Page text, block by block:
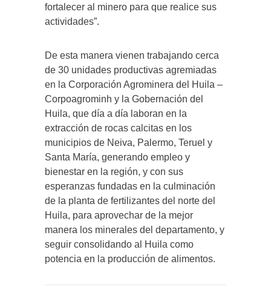
fortalecer al minero para que realice sus
actividades”.
De esta manera vienen trabajando cerca
de 30 unidades productivas agremiadas
en la Corporación Agrominera del Huila –
Corpoagrominh y la Gobernación del
Huila, que día a día laboran en la
extracción de rocas calcitas en los
municipios de Neiva, Palermo, Teruel y
Santa María, generando empleo y
bienestar en la región, y con sus
esperanzas fundadas en la culminación
de la planta de fertilizantes del norte del
Huila, para aprovechar de la mejor
manera los minerales del departamento, y
seguir consolidando al Huila como
potencia en la producción de alimentos.